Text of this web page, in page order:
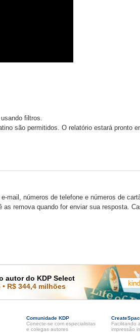
filtros.
são permitidos. O relatório estará pronto
mail, números de telefone e números de
as remova quando for enviar sua resposta.
autor do KDP Select
• R$ 344,4 milhões
Comunidade KDP
Conecte-se com especialistas
e colegas autores
Facilitando
impressão